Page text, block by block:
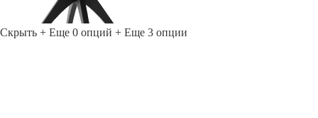
Скрыть + Еще 0 опций + Еще 3 опции